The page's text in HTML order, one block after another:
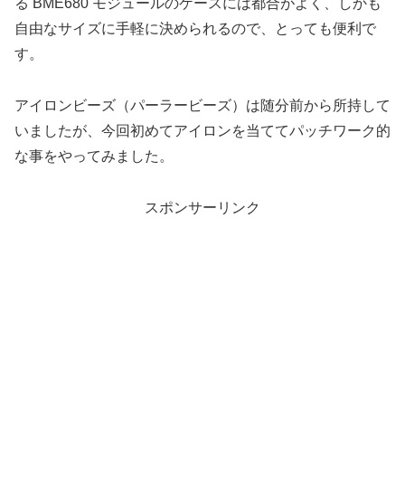
る BME680 モジュールのケースには都合がよく、しかも
自由なサイズに手軽に決められるので、とっても便利で
す。
アイロンビーズ（パーラービーズ）は随分前から所持して
いましたが、今回初めてアイロンを当ててパッチワーク的
な事をやってみました。
スポンサーリンク